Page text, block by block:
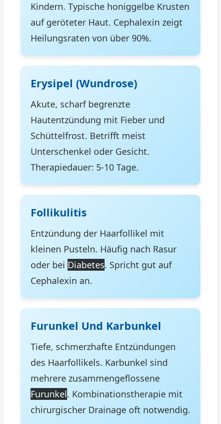
Kindern. Typische honiggelbe Krusten
auf geröteter Haut. Cephalexin zeigt
Heilungsraten von über 90%.
Erysipel (Wundrose)
Akute, scharf begrenzte
Hautentzündung mit Fieber und
Schüttelfrost. Betrifft meist
Unterschenkel oder Gesicht.
Therapiedauer: 5-10 Tage.
Follikulitis
Entzündung der Haarfollikel mit
kleinen Pusteln. Häufig nach Rasur
oder bei Diabetes. Spricht gut auf
Cephalexin an.
Furunkel Und Karbunkel
Tiefe, schmerzhafte Entzündungen
des Haarfollikels. Karbunkel sind
mehrere zusammengeflossene
Furunkel. Kombinationstherapie mit
chirurgischer Drainage oft notwendig.